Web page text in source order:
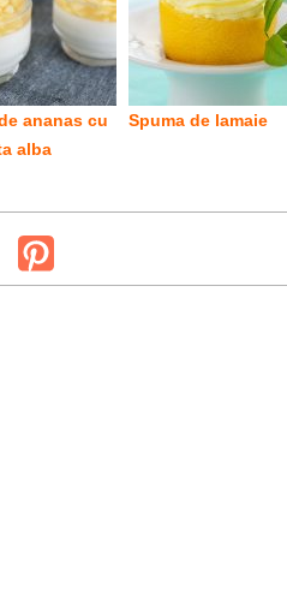
ananas cu
alba
Spuma de lamaie